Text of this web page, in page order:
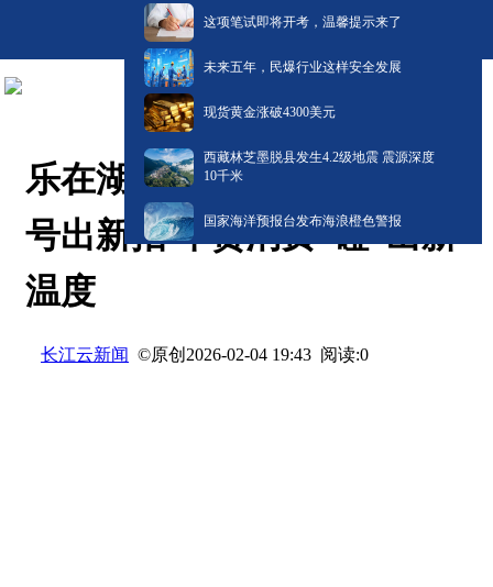
这项笔试即将开考，温馨提示来了
未来五年，民爆行业这样安全发展
现货黄金涨破4300美元
西藏林芝墨脱县发生4.2级地震 震源深度
10千米
国家海洋预报台发布海浪橙色警报
乐在湖北 “马”上有喜丨老字
号出新招 年货消费“碰”出新
温度
长江云新闻 ©原创 2026-02-04 19:43 阅读:0